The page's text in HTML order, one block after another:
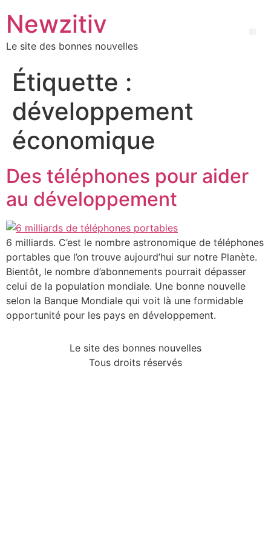
Newzitiv
Le site des bonnes nouvelles
Étiquette :
développement
économique
Des téléphones pour aider
au développement
6 milliards. C’est le nombre astronomique de téléphones
portables que l’on trouve aujourd’hui sur notre Planète.
Bientôt, le nombre d’abonnements pourrait dépasser
celui de la population mondiale. Une bonne nouvelle
selon la Banque Mondiale qui voit là une formidable
opportunité pour les pays en développement.
Le site des bonnes nouvelles
Tous droits réservés